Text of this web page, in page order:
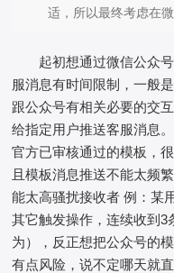
适，所以最终考虑在
起初想通过微信公众
服消息有时间限制，一般
跟公众号有相关必要的交
给指定用户推送客服消息
官方已审核通过的模板，
且模板消息推送不能太频
能太高骚扰接收者 例：某
其它触发操作，连续收到
为），反正想把公众号的
有点风险，说不定哪天就